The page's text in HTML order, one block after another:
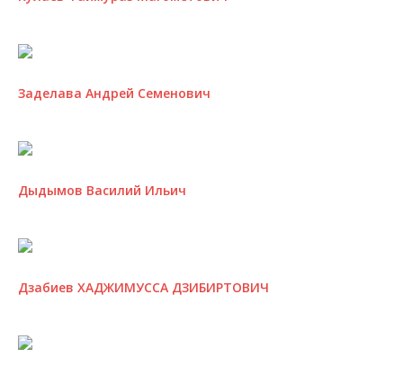
Заделава Андрей Семенович
Дыдымов Василий Ильич
Дзабиев ХАДЖИМУССА ДЗИБИРТОВИЧ